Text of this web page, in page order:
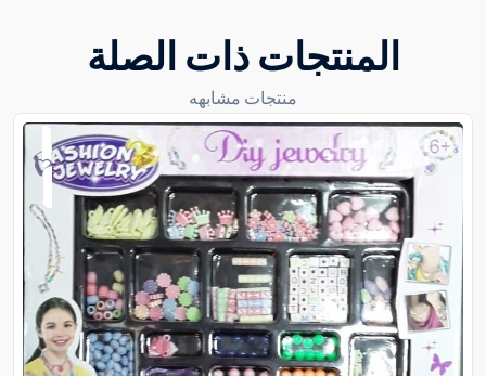
المنتجات ذات الصلة
منتجات مشابهه